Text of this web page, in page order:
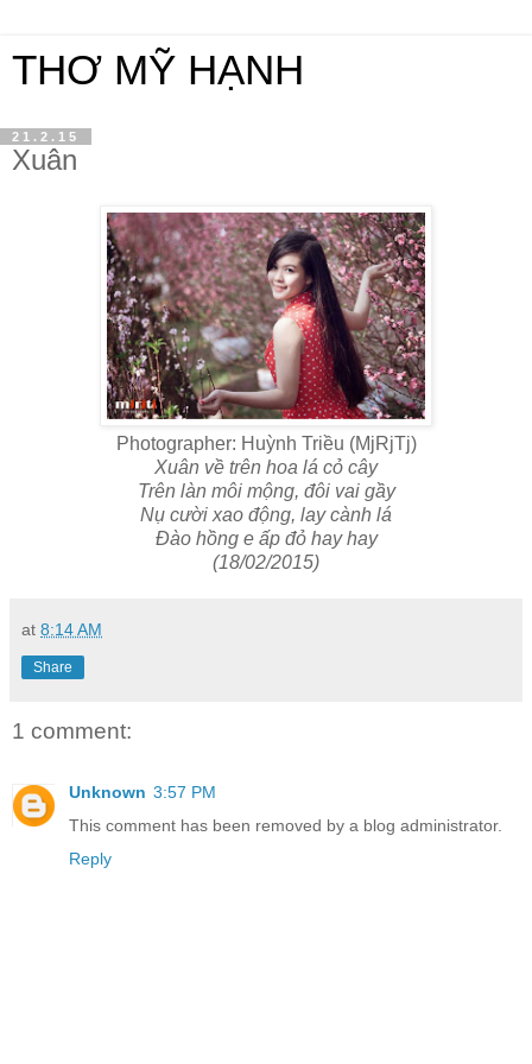
THƠ MỸ HẠNH
21.2.15
Xuân
Photographer: Huỳnh Triều (MjRjTj)
Xuân về trên hoa lá cỏ cây
Trên làn môi mộng, đôi vai gầy
Nụ cười xao động, lay cành lá
Đào hồng e ấp đỏ hay hay
(18/02/2015)
at 8:14 AM
Share
1 comment:
Unknown 3:57 PM
This comment has been removed by a blog administrator.
Reply